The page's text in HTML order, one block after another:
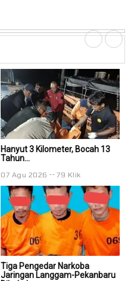
Hanyut 3 Kilometer, Bocah 13
Tahun...
07 Agu 2026 79 Klik
Tiga Pengedar Narkoba
Jaringan Langgam-Pekanbaru